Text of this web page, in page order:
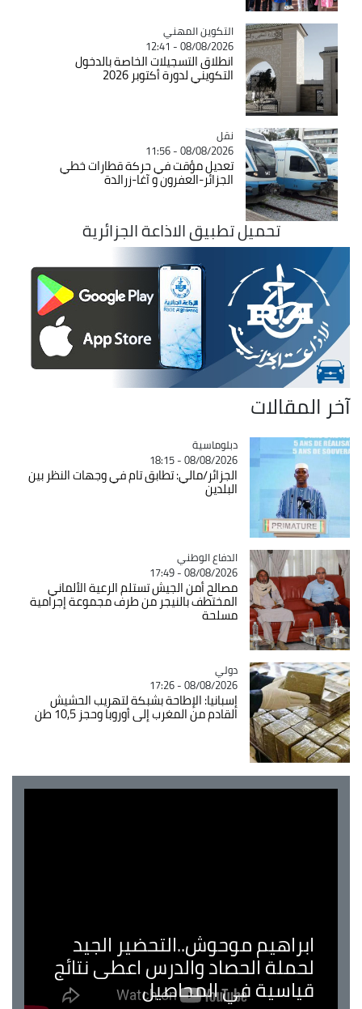
Catégorie
التكوين المهني
08/08/2026 - 12:41
انطلاق التسجيلات الخاصة بالدخول
التكويني لدورة أكتوبر 2026
Catégorie
نقل
08/08/2026 - 11:56
تعديل مؤقت في حركة قطارات خطي
الجزائر-العفرون و آغا-زرالدة
تحميل تطبيق الاذاعة الجزائرية
آخر المقالات
Catégorie
دبلوماسية
08/08/2026 - 18:15
الجزائر/مالي: تطابق تام في وجهات النظر بين
البلدين
Catégorie
الدفاع الوطني
08/08/2026 - 17:49
مصالح أمن الجيش تستلم الرعية الألماني
المختطف بالنيجر من طرف مجموعة إجرامية
مسلحة
Catégorie
دولي
08/08/2026 - 17:26
إسبانيا: الإطاحة بشبكة لتهريب الحشيش
القادم من المغرب إلى أوروبا وحجز 10,5 طن
ابراهيم موحوش..التحضير الجيد
لحملة الحصاد والدرس اعطى نتائج
قياسية في المحاصيل